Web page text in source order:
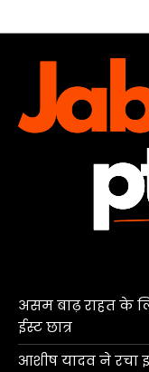
असम बाढ़ राहत के
ईस्ट छात्र
आशीष यादव ने रचा